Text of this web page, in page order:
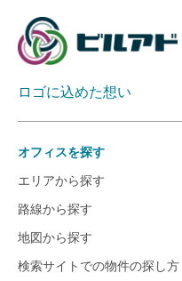
ロゴに込めた想い
オフィスを探す
エリアから探す
路線から探す
地図から探す
検索サイトでの物件の探し方